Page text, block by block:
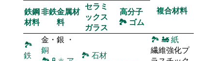
複合材料
鉄鋼
材料
非鉄金属材
料
セラミ
ックス
ガラス
高分子
🏞 ゴム
🏞
鉄
金・銀 ・
銅
🏞 石材
🏞 🚂紙
繊維強化プ